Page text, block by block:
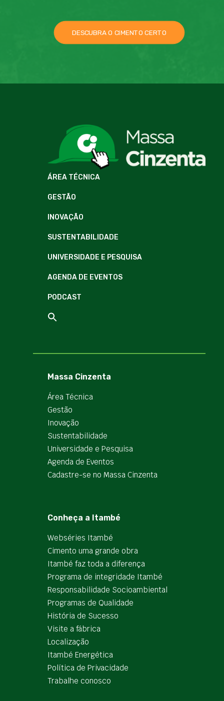
DESCUBRA O CIMENTO CERTO
ÁREA TÉCNICA
GESTÃO
INOVAÇÃO
SUSTENTABILIDADE
UNIVERSIDADE E PESQUISA
AGENDA DE EVENTOS
PODCAST
Massa Cinzenta
Área Técnica
Gestão
Inovação
Sustentabilidade
Universidade e Pesquisa
Agenda de Eventos
Cadastre-se no Massa Cinzenta
Conheça a Itambé
Webséries Itambé
Cimento uma grande obra
Itambé faz toda a diferença
Programa de integridade Itambé
Responsabilidade Socioambiental
Programas de Qualidade
História de Sucesso
Visite a fábrica
Localização
Itambé Energética
Política de Privacidade
Trabalhe conosco